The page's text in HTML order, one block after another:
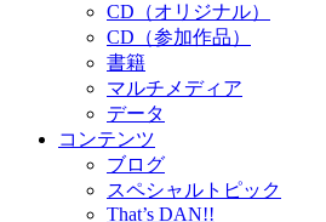
CD（オリジナル）
CD（参加作品）
書籍
マルチメディア
データ
コンテンツ
ブログ
スペシャルトピック
That’s DAN!!